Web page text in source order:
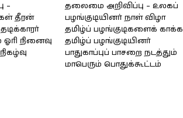
–
தீரன்
நினைவு
தலைமை அறிவிப்பு – உலகப்
பழங்குடியினர் நாள் விழா
தமிழ்ப் பழங்குடிகளைக் காக்க
தமிழ்ப் பழங்குடியினர்
பாதுகாப்புப் பாசறை நடத்தும்
மாபெரும் பொதுக்கூட்டம்